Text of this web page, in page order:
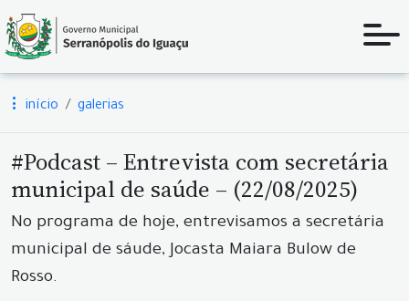
início galerias
#Podcast – Entrevista com secretária
municipal de saúde – (22/08/2025)
No programa de hoje, entrevisamos a secretária
municipal de sáude, Jocasta Maiara Bulow de
Rosso.